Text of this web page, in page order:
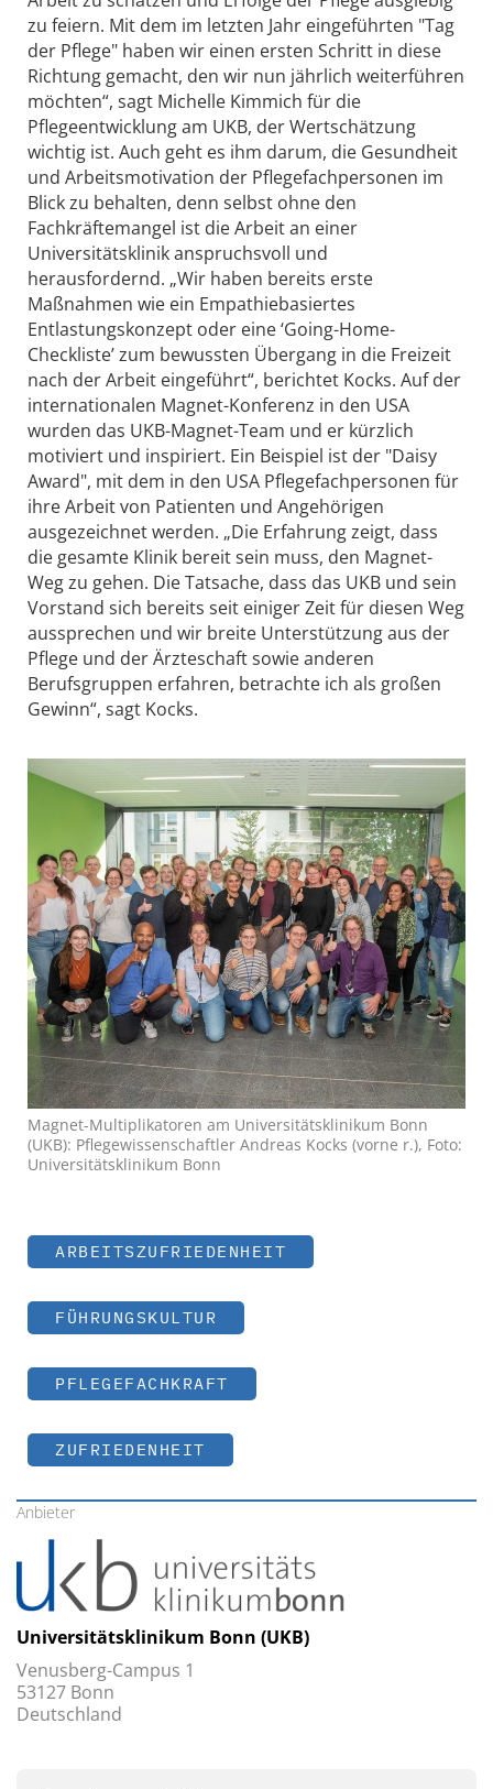
zu feiern. Mit dem im letzten Jahr eingeführten "Tag
der Pflege" haben wir einen ersten Schritt in diese
Richtung gemacht, den wir nun jährlich weiterführen
möchten“, sagt Michelle Kimmich für die
Pflegeentwicklung am UKB, der Wertschätzung
wichtig ist. Auch geht es ihm darum, die Gesundheit
und Arbeitsmotivation der Pflegefachpersonen im
Blick zu behalten, denn selbst ohne den
Fachkräftemangel ist die Arbeit an einer
Universitätsklinik anspruchsvoll und
herausfordernd. „Wir haben bereits erste
Maßnahmen wie ein Empathiebasiertes
Entlastungskonzept oder eine ‘Going-Home-
Checkliste’ zum bewussten Übergang in die Freizeit
nach der Arbeit eingeführt“, berichtet Kocks. Auf der
internationalen Magnet-Konferenz in den USA
wurden das UKB-Magnet-Team und er kürzlich
motiviert und inspiriert. Ein Beispiel ist der "Daisy
Award", mit dem in den USA Pflegefachpersonen für
ihre Arbeit von Patienten und Angehörigen
ausgezeichnet werden. „Die Erfahrung zeigt, dass
die gesamte Klinik bereit sein muss, den Magnet-
Weg zu gehen. Die Tatsache, dass das UKB und sein
Vorstand sich bereits seit einiger Zeit für diesen Weg
aussprechen und wir breite Unterstützung aus der
Pflege und der Ärzteschaft sowie anderen
Berufsgruppen erfahren, betrachte ich als großen
Gewinn“, sagt Kocks.
Magnet-Multiplikatoren am Universitätsklinikum Bonn
(UKB): Pflegewissenschaftler Andreas Kocks (vorne r.), Foto:
Universitätsklinikum Bonn
ARBEITSZUFRIEDENHEIT
FÜHRUNGSKULTUR
PFLEGEFACHKRAFT
ZUFRIEDENHEIT
Anbieter
Universitätsklinikum Bonn (UKB)
Venusberg-Campus 1
53127 Bonn
Deutschland